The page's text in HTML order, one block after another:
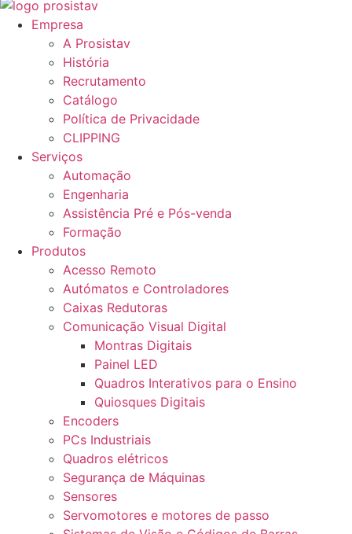
Empresa
A Prosistav
História
Recrutamento
Catálogo
Política de Privacidade
CLIPPING
Serviços
Automação
Engenharia
Assistência Pré e Pós-venda
Formação
Produtos
Acesso Remoto
Autómatos e Controladores
Caixas Redutoras
Comunicação Visual Digital
Montras Digitais
Painel LED
Quadros Interativos para o Ensino
Quiosques Digitais
Encoders
PCs Industriais
Quadros elétricos
Segurança de Máquinas
Sensores
Servomotores e motores de passo